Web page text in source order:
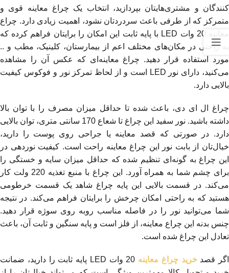
کنندگان و مشتری‌هایتان بپردازید، انتخاب یک چراغ معاینه قوی و
متمرکز که از طرفی باعث سردردتان نشود، اهمیت زیادی دارد. چراع
معاینه 20 وات LED با پایه‌ ثابت این امکان را برایتان فراهم کرده که
به راحتی در مکان‌های مختلف اعم از بیمارستان، کلینیک، مطب و ..
مورد استفاده قرار دهید. چراغ معاینه‌ای که عکس آن را مشاهده
می‌کنید، دارای نور LED است و از لحاظ تمرکز نور و فوکوس کیفیت
بالایی دارد.
چراغ ال ای دی، باعث شده تا حداقل میزان مصرف را با توان بالا
داشته باشید. نور سفید این چراغ تا شعاع 170 سانتی متری، توان بالایی
دارد. در صورتی که قصد معاینه یا جراحی روی پوست را دارید،
خیال‌تان از بابت نور این چراغ معاینه راحت است. کیفیت نوردهی در
این چراغ به گونه‌ای تنظیم شده که حداقل میزان سایه و خستگی را
برای چشم شما به همراه آورد. این چراغ با منبع تغذیه 220 ولت کار
می‌کند. در قسمت بالایی این پایه چراغ شاهد یک قسمت خرطومی
هستید که به راحتی امکان چرخش را برایتان فراهم می‌کند. در نتیجه
شما می‌توانید نور را در فاصله مناسب روبه روی سوژه قرار دهید.
چنس بدنه این چراع معاینه، از فلز است و پایه سنگین و ثابت آن، باعث
تعادل این چراغ شده است.
اگر قصدخرید چراغ معاینه
20 وات LED پایه ثابت را دارید، ضمانت